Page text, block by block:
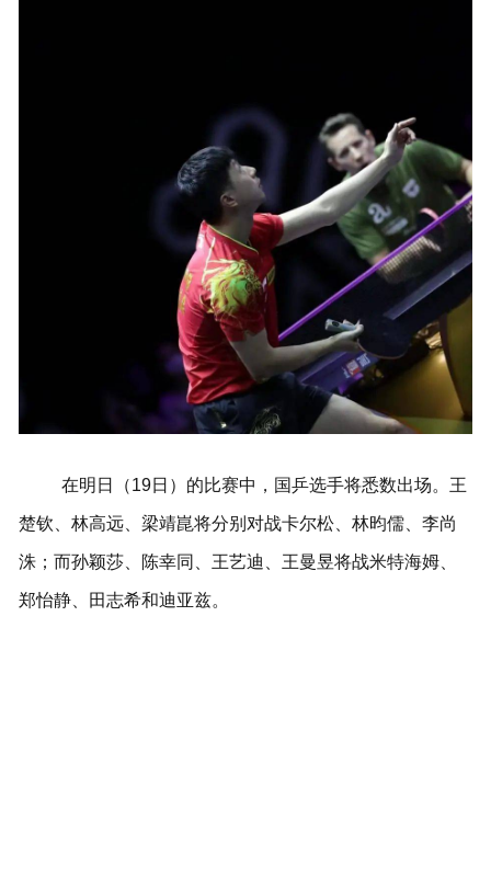
在明日（19日）的比赛中，国乒选手将悉数出场。王
楚钦、林高远、梁靖崑将分别对战卡尔松、林昀儒、李尚
洙；而孙颖莎、陈幸同、王艺迪、王曼昱将战米特海姆、
郑怡静、田志希和迪亚兹。